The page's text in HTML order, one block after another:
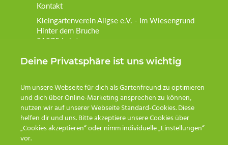
Kontakt
Kleingartenverein Aligse e.V. - Im Wiesengrund
Hinter dem Bruche
31275 Lehrte
Postanschrift:
32175 Lehrte
Telefon:
Deine Privatsphäre ist uns wichtig
Um unsere Webseite für dich als Gartenfreund zu optimieren
und dich über Online-Marketing ansprechen zu können,
nutzen wir auf unserer Webseite Standard-Cookies. Diese
helfen dir und uns. Bitte akzeptiere unsere Cookies über
„Cookies akzeptieren“ oder nimm individuelle „Einstellungen“
vor.